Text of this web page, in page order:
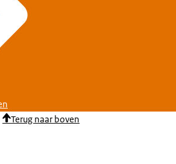
Terug naar boven